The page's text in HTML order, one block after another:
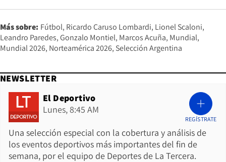
Más sobre: Fútbol Ricardo Caruso Lombardi Lionel Scaloni
Leandro Paredes Gonzalo Montiel Marcos Acuña Mundial
Mundial 2026 Norteamérica 2026 Selección Argentina
NEWSLETTER
El Deportivo
Lunes, 8:45 AM
Una selección especial con la cobertura y análisis de
los eventos deportivos más importantes del fin de
semana, por el equipo de Deportes de La Tercera.
REGÍSTRATE